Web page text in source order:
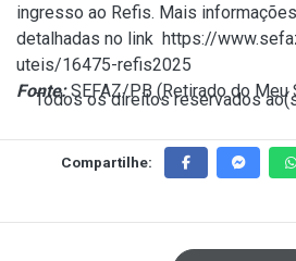
ingresso ao Refis. Mais
detalhadas no link https://
uteis/16475-refis2025
Fonte:SEFAZ/PB (Retirado do Meu
Todos os direitos reservados
Compartilhe: